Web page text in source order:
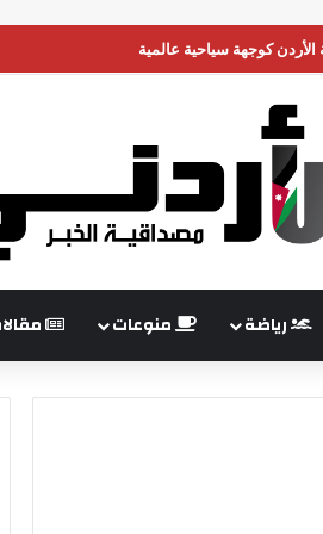
المحلية
رياضة منوعات